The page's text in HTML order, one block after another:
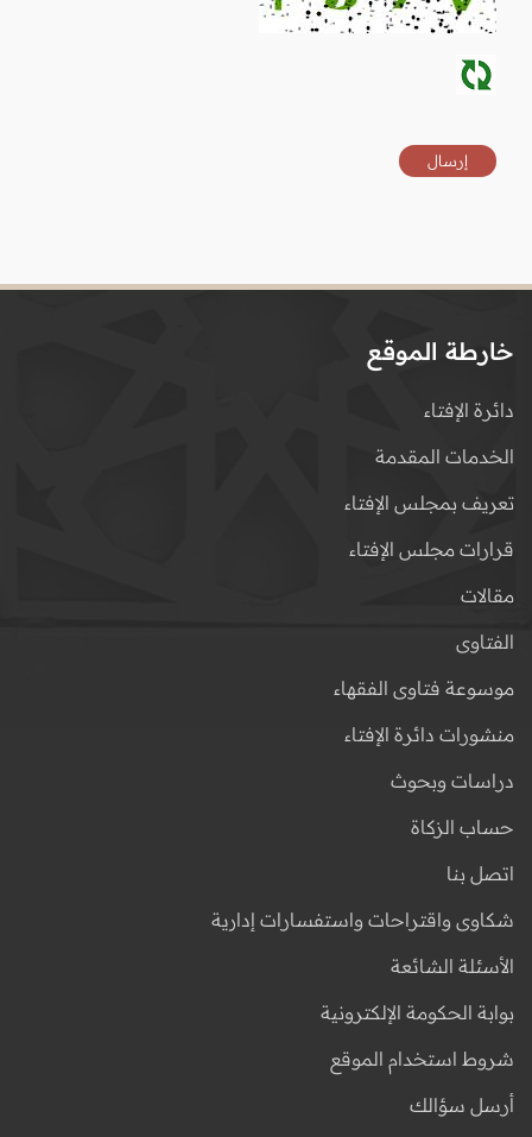
خارطة الموقع
دائرة الإفتاء
الخدمات المقدمة
تعريف بمجلس الإفتاء
قرارات مجلس الإفتاء
مقالات
الفتاوى
موسوعة فتاوى الفقهاء
منشورات دائرة الإفتاء
دراسات وبحوث
حساب الزكاة
اتصل بنا
شكاوى واقتراحات واستفسارات إدارية
الأسئلة الشائعة
بوابة الحكومة الإلكترونية
شروط استخدام الموقع
أرسل سؤالك